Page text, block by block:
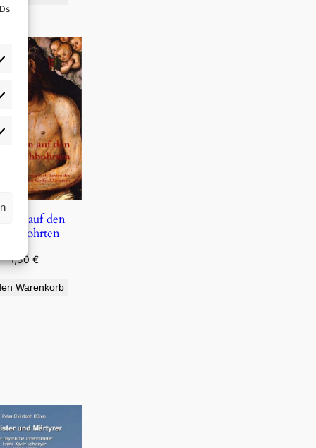
auf den
1,50 €
Warenkorb